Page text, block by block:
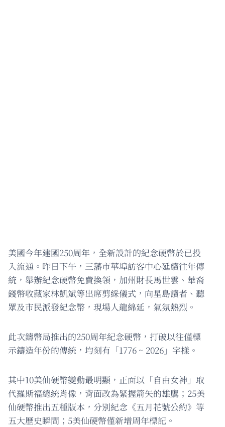
美國今年建國250周年，全新設計的紀念硬幣於已投
入流通。昨日下午，三藩市華埠訪客中心延續往年傳
統，舉辦紀念硬幣免費換領，加州財長馬世雲、華裔
錢幣收藏家林凱斌等出席剪綵儀式，向星島讀者、聽
眾及市民派發紀念幣，現場人龍綿延，氣氛熱烈。
此次鑄幣局推出的250周年紀念硬幣，打破以往僅標
示鑄造年份的傳統，均刻有「1776 ~ 2026」字樣。
其中10美仙硬幣變動最明顯，正面以「自由女神」取
代羅斯福總統肖像，背面改為緊握箭矢的雄鷹；25美
仙硬幣推出五種版本，分別紀念《五月花號公約》等
五大歷史瞬間；5美仙硬幣僅新增周年標記。